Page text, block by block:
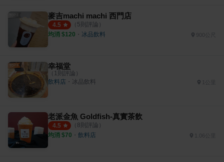
麥吉machi machi 西門店
4.5 （ 5則評論）
均消 $120 ・ 冰品飲料
幸福堂
（ 1則評論）
飲料店 ・ 冰品飲料
老派金魚 Goldfish-真實茶飲
4.5 （ 8則評論）
均消 $70 ・ 飲料店